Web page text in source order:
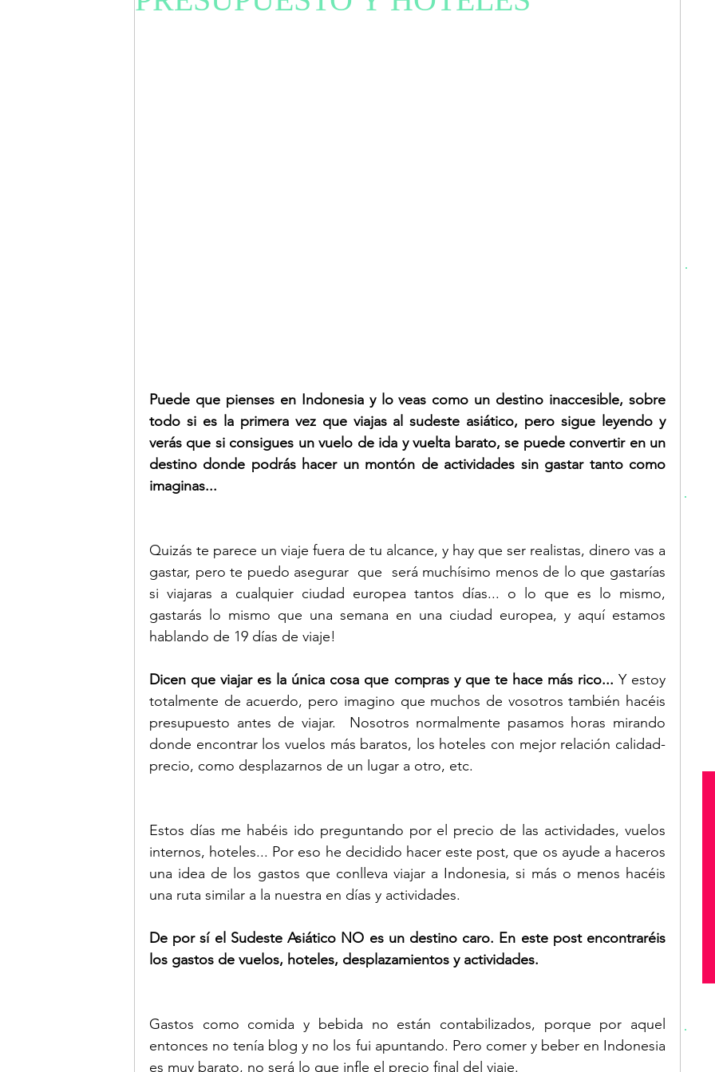
Puede que pienses en Indonesia y lo veas como un destino inaccesible, sobre
todo si es la primera vez que viajas al sudeste asiático, pero sigue leyendo y
verás que si consigues un vuelo de ida y vuelta barato, se puede convertir en un
destino donde podrás hacer un montón de actividades sin gastar tanto como
imaginas...
Quizás te parece un viaje fuera de tu alcance, y hay que ser realistas, dinero vas a
gastar, pero te puedo asegurar  que  será muchísimo menos de lo que gastarías
si viajaras a cualquier ciudad europea tantos días... o lo que es lo mismo,
gastarás lo mismo que una semana en una ciudad europea, y aquí estamos
hablando de 19 días de viaje!
Dicen que viajar es la única cosa que compras y que te hace más rico... Y estoy
totalmente de acuerdo, pero imagino que muchos de vosotros también hacéis
presupuesto antes de viajar.  Nosotros normalmente pasamos horas mirando
donde encontrar los vuelos más baratos, los hoteles con mejor relación calidad-
precio, como desplazarnos de un lugar a otro, etc.
Estos días me habéis ido preguntando por el precio de las actividades, vuelos
internos, hoteles... Por eso he decidido hacer este post, que os ayude a haceros
una idea de los gastos que conlleva viajar a Indonesia, si más o menos hacéis
una ruta similar a la nuestra en días y actividades.
De por sí el Sudeste Asiático NO es un destino caro. En este post encontraréis
los gastos de vuelos, hoteles, desplazamientos y actividades.
Gastos como comida y bebida no están contabilizados, porque por aquel
entonces no tenía blog y no los fui apuntando. Pero comer y beber en Indonesia
es muy barato, no será lo que infle el precio final del viaje.